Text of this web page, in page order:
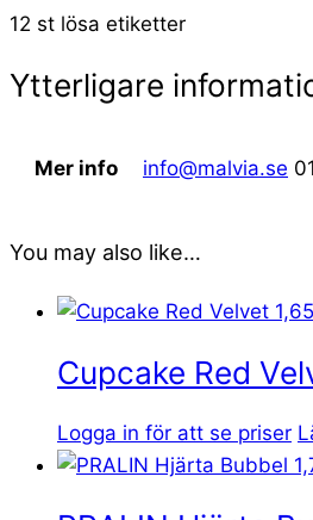
12 st lösa etiketter
Ytterligare
Mer info info@malvia.se
You may also like…
Cupcake Red
Logga in för att se priser